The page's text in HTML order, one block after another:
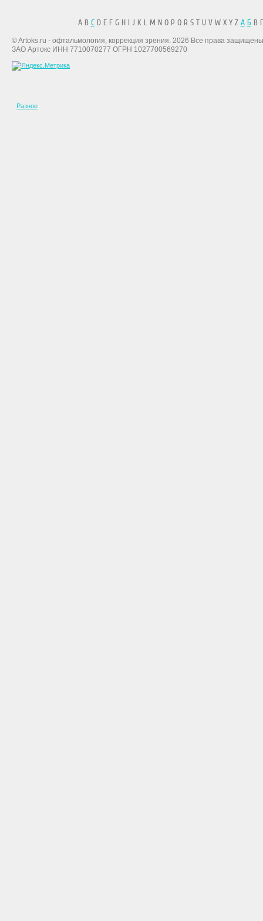
A B CD E F G H I J K L M N O P Q R S T U V W X Y Z А БВ
© Artoks.ru - офтальмология, коррекция зрения. 2026 Все права
ЗАО Артокс ИНН 7710070277 ОГРН 1027700569270
Разное